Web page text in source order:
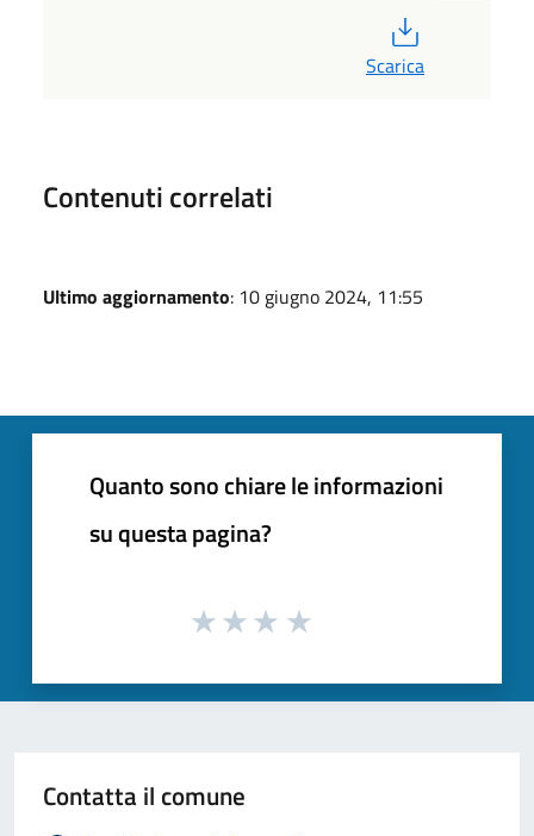
Scarica
Contenuti correlati
Ultimo aggiornamento: 10 giugno 2024, 11:55
Quanto sono chiare le informazioni
su questa pagina?
Contatta il comune